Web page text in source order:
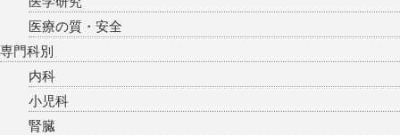
医療の質・安全
専門科別
内科
小児科
腎臓